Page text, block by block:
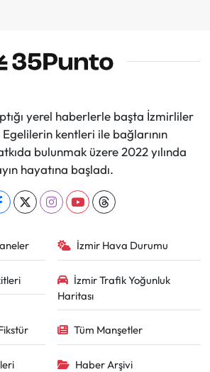
yerel haberlerle başta İzmirliler
kentleri ile bağlarının
bulunmak üzere 2022 yılında
hayatına başladı.
İzmir Hava Durumu
İzmir Trafik Yoğunluk
Haritası
Tüm Manşetler
Haber Arşivi